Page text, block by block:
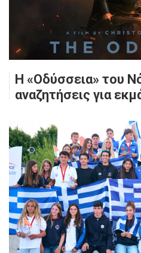
Η «Οδύσσεια» του
αναζητήσεις για